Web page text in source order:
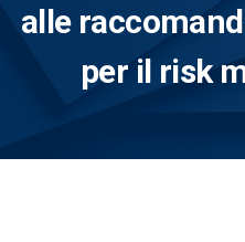
alle
per il risk